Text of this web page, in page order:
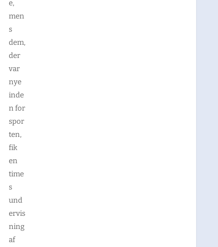
e,
men
s
dem,
der
var
nye
inde
n for
spor
ten,
fik
en
time
s
und
ervis
ning
af